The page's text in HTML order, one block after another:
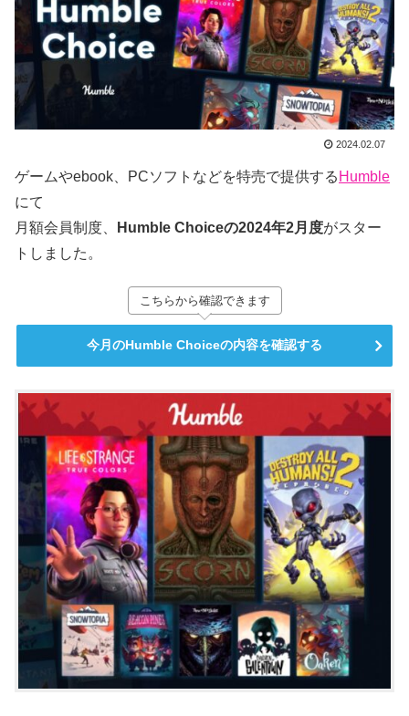
2024.02.07
ゲームやebook、PCソフトなどを特売で提供する Humble
にて
月額会員制度、
Humble Choiceの2024年2月度がスター
トしました。
こちらから確認できます
今月のHumble Choiceの内容を確認する